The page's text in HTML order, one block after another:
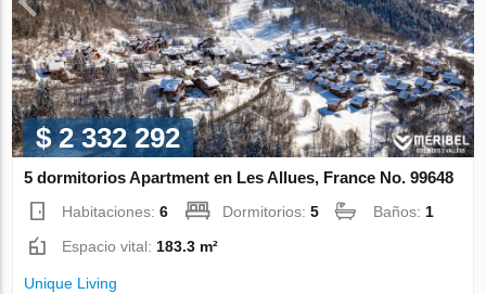
$ 2 332 292
5 dormitorios Apartment en Les Allues, France No. 99648
Habitaciones:6 Dormitorios:5 Baños: 1
Espacio vital: 183.3 m²
Unique Living